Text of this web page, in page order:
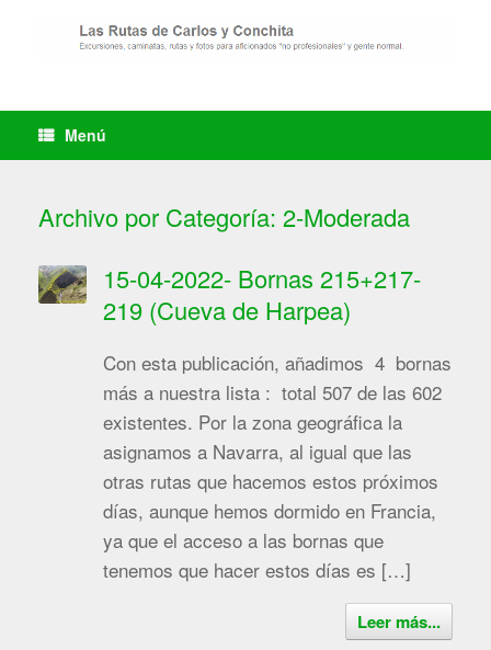
Menú
Archivo por Categoría: 2-Moderada
15-04-2022- Bornas 215+217-
219 (Cueva de Harpea)
Con esta publicación, añadimos 4 bornas
más a nuestra lista : total 507 de las 602
existentes. Por la zona geográfica la
asignamos a Navarra, al igual que las
otras rutas que hacemos estos próximos
días, aunque hemos dormido en Francia,
ya que el acceso a las bornas que
tenemos que hacer estos días es […]
Leer más...